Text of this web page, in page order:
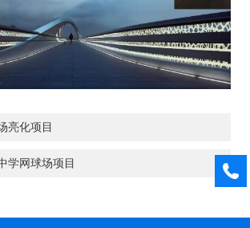
亮化项目
学网球场项目